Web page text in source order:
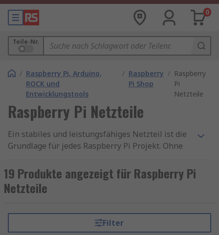
0
Teile-Nr.
/ Raspberry Pi, Arduino,
ROCK und
Entwicklungstools
/ Raspberry
Pi Shop
/ Raspberry
Pi
Netzteile
Raspberry Pi Netzteile
Ein stabiles und leistungsfähiges Netzteil ist die
Grundlage für jedes Raspberry Pi Projekt. Ohne
einfache Anwendungen instabil laufen oder gar
nicht starten. Mit einem hochwertigenRaspberry
Pi Netzteil
für Smart-Home, Medienserver oder IoT-
19 Produkte angezeigt für Raspberry Pi
Netzteile
Filter